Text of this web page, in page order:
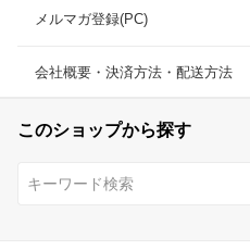
メルマガ登録(PC)
会社概要・決済方法・配送方法
このショップから探す